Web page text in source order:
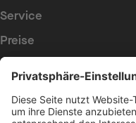
Service
Preise
Konzerte